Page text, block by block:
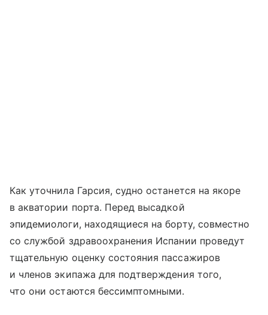
Как уточнила Гарсия, судно останется на якоре
в акватории порта. Перед высадкой
эпидемиологи, находящиеся на борту, совместно
со службой здравоохранения Испании проведут
тщательную оценку состояния пассажиров
и членов экипажа для подтверждения того,
что они остаются бессимптомными.